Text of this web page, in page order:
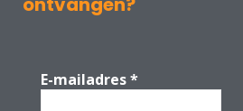
E-mailadres*